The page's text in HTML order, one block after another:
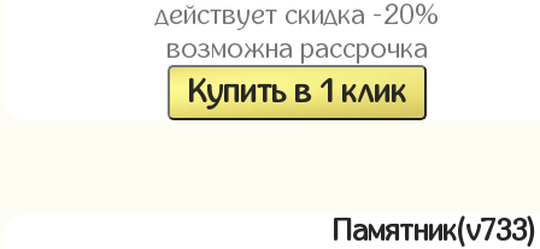
действует скидка -20%
возможна рассрочка
Купить в 1 клик
Памятник(v733)